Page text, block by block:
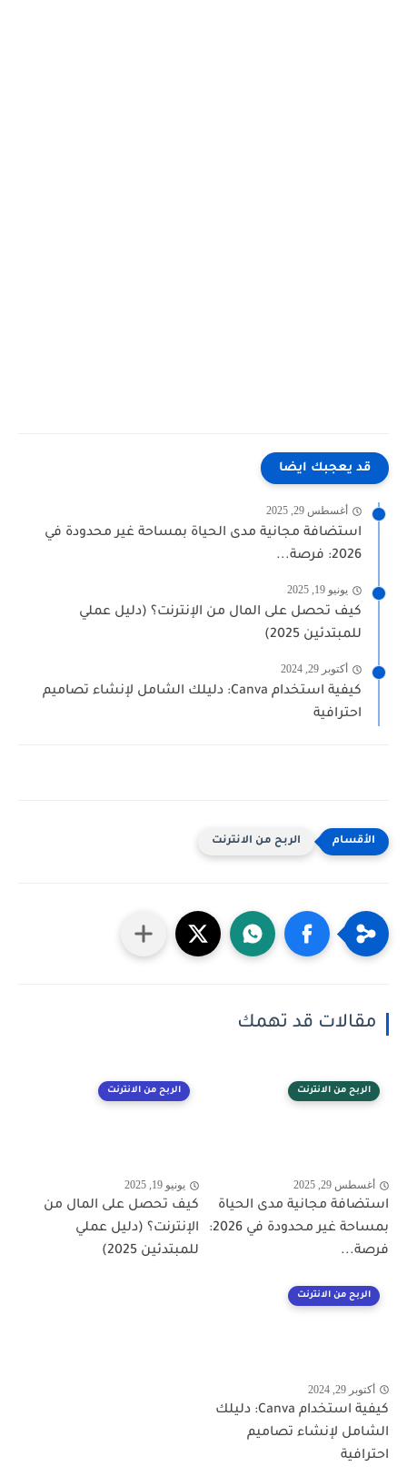
قد يعجبك ايضا
أغسطس 29, 2025
استضافة مجانية مدى الحياة بمساحة غير محدودة في
2026: فرصة...
يونيو 19, 2025
كيف تحصل على المال من الإنترنت؟ (دليل عملي
للمبتدئين 2025)
أكتوبر 29, 2024
كيفية استخدام Canva: دليلك الشامل لإنشاء تصاميم
احترافية
الربح من الانترنت
مقالات قد تهمك
الربح من الانترنت
أغسطس 29, 2025
استضافة مجانية مدى الحياة
بمساحة غير محدودة في 2026:
فرصة...
الربح من الانترنت
يونيو 19, 2025
كيف تحصل على المال من
الإنترنت؟ (دليل عملي
للمبتدئين 2025)
الربح من الانترنت
أكتوبر 29, 2024
كيفية استخدام Canva: دليلك
الشامل لإنشاء تصاميم
احترافية